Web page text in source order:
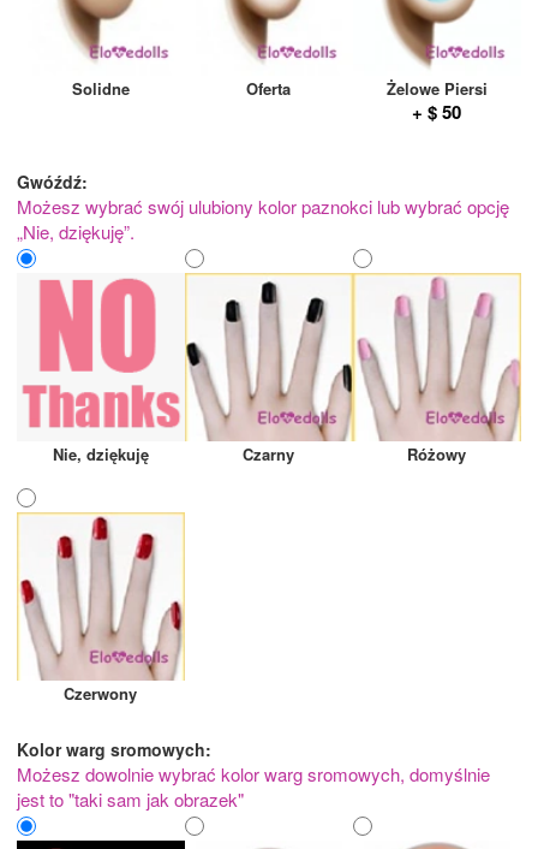
Solidne Oferta Żelowe Piersi
+ $ 50
Gwóźdź:
Możesz wybrać swój ulubiony kolor paznokci lub wybrać opcję
„Nie, dziękuję”.
Nie, dziękuję Czarny Różowy
Czerwony
Kolor warg sromowych:
Możesz dowolnie wybrać kolor warg sromowych, domyślnie
jest to "taki sam jak obrazek"